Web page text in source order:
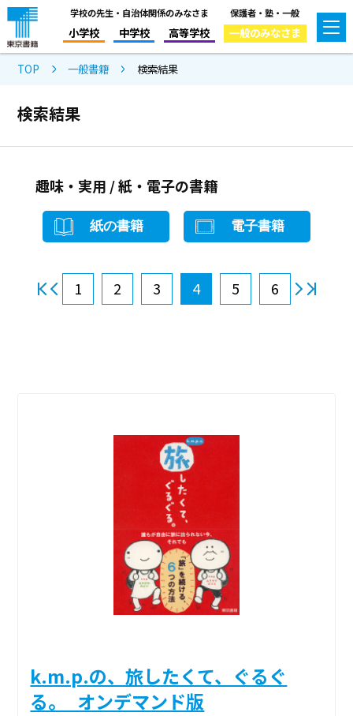
学校の先生・自治体関係のみなさま
小学校 中学校 高等学校
保護者・塾・一般
一般のみなさま
TOP 一般書籍 検索結果
検索結果
趣味・実用 / 紙・電子の書籍
紙の書籍 電子書籍
1 2 3 4 5 6
k.m.p.の、旅したくて、ぐるぐ
る。_オンデマンド版